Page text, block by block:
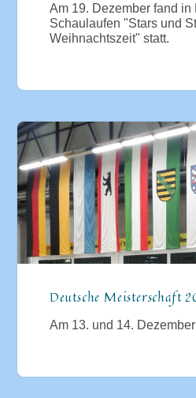
Am 19. Dezember fand in
Schaulaufen "Stars und
Weihnachtszeit" statt.
Deutsche Meisterschaft
Am 13. und 14.